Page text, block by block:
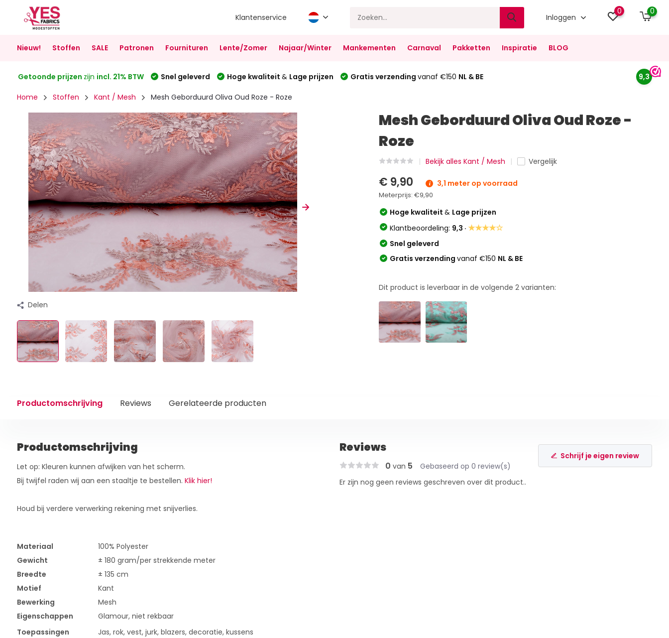
Klantenservice Inloggen
0 0
Nieuw! Stoffen SALE Patronen Fournituren Lente/Zomer Najaar/Winter Mankementen Carnaval Pakketten Inspiratie BLOG
Getoonde prijzen zijn incl. 21% BTW Snel geleverd Hoge kwaliteit & Lage prijzen Gratis verzending vanaf €150 NL & BE 9,3
Home Stoffen Kant / Mesh Mesh Geborduurd Oliva Oud Roze - Roze
Delen
Mesh Geborduurd Oliva Oud Roze -
Roze
Bekijk alles Kant / Mesh Vergelijk
€ 9,90 3,1 meter op voorraad
Meterprijs:€9,90
Hoge kwaliteit& Lage prijzen
Klantbeoordeling: 9,3 ·★★★★☆
Snel geleverd
Gratis verzendingvanaf €150 NL & BE
Dit product is leverbaar in de volgende2 varianten:
Productomschrijving Reviews Gerelateerde producten
Productomschrijving
Let op: Kleuren kunnen afwijken van het scherm.
Bij twijfel raden wij aan een staaltje te bestellen. Klik hier!
Houd bij verdere verwerking rekening met snijverlies.
Materiaal
100% Polyester
Gewicht
± 180 gram/per strekkende meter
Breedte
± 135 cm
Motief
Kant
Bewerking
Mesh
Eigenschappen
Glamour, niet rekbaar
Toepassingen
Jas, rok, vest, jurk, blazers, decoratie, kussens
Reviews
0 van 5 Gebaseerd op 0 review(s)
Schrijf je eigen review
Er zijn nog geen reviews geschreven over dit product..